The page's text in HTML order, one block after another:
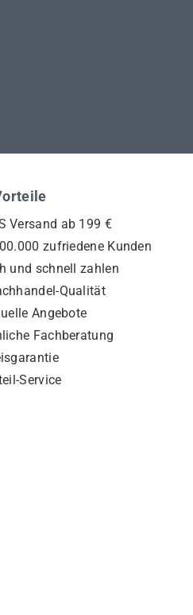
Versand ab 199 €
zufriedene Kunden
und schnell zahlen
Qualität
Angebote
Fachberatung
Service